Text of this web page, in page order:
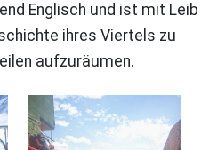
Englisch und ist mit Leib
ihres Viertels zu
aufzuräumen.